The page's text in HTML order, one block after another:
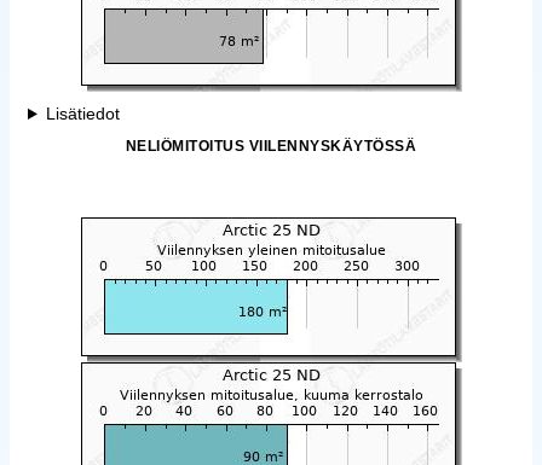
Lisätiedot
NELIÖMITOITUS VIILENNYSKÄYTÖSSÄ